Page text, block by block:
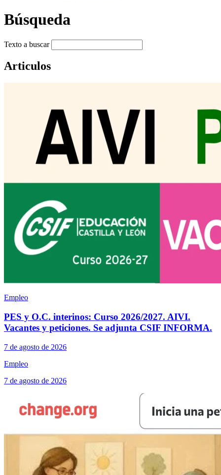
Búsqueda
Texto a buscar
Articulos
Empleo
PES y O.C. interinos: Curso 2026/2027. AIVI.
Vacantes y peticiones. Se adjunta CSIF INFORMA.
7 de agosto de 2026
Empleo
7 de agosto de 2026